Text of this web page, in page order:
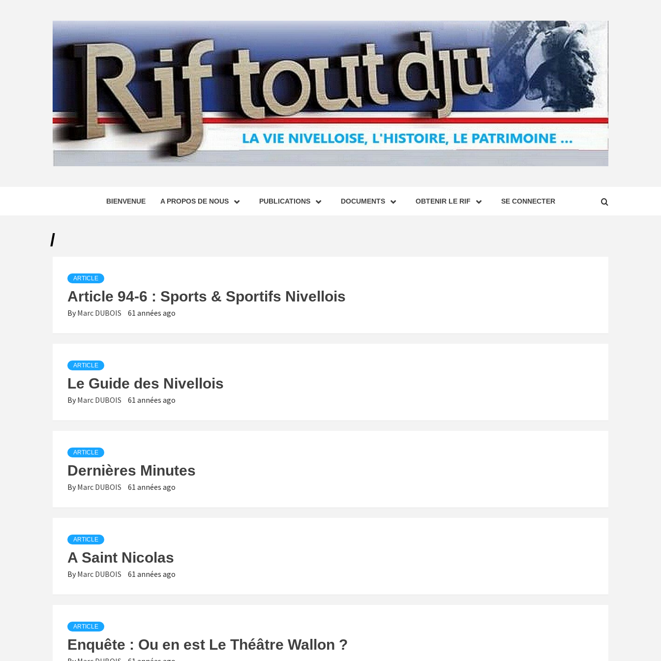
BIENVENUE A PROPOS DE NOUS PUBLICATIONS DOCUMENTS OBTENIR LE RIF SE CONNECTER
/
ARTICLE
Article 94-6 : Sports & Sportifs Nivellois
By Marc DUBOIS 61 années ago
ARTICLE
Le Guide des Nivellois
By Marc DUBOIS 61 années ago
ARTICLE
Dernières Minutes
By Marc DUBOIS 61 années ago
ARTICLE
A Saint Nicolas
By Marc DUBOIS 61 années ago
ARTICLE
Enquête : Ou en est Le Théâtre Wallon ?